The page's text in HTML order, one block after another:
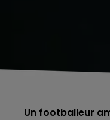
Un footballeur